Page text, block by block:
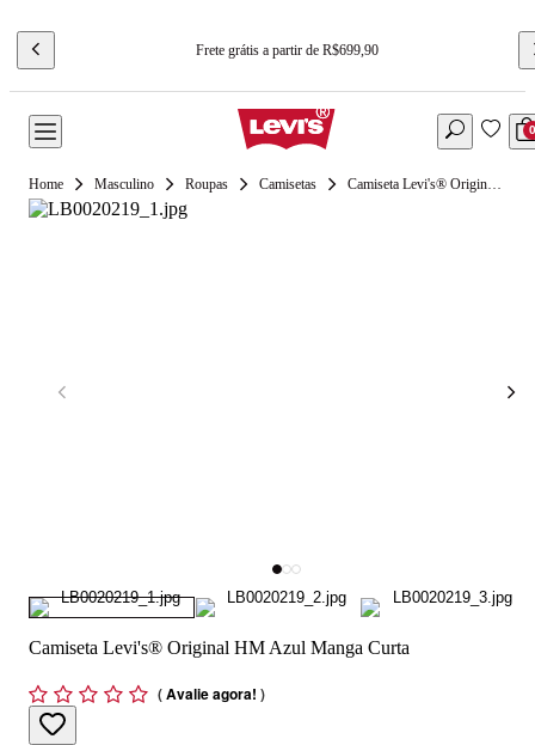
Frete grátis a partir de R$699,90
0
Masculino Roupas Camisetas Camiseta Levi's® Original HM Azul Manga Curta
Camiseta Levi's® Original HM Azul Manga Curta
(Avalie agora! )